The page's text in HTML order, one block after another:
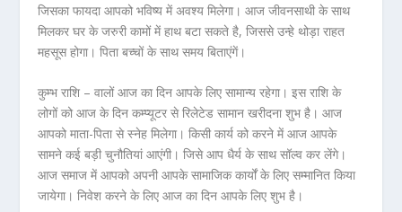
जिसका फायदा आपको भविष्य में अवश्य मिलेगा। आज जीवनसाथी के साथ
मिलकर घर के जरुरी कामों में हाथ बटा सकते है, जिससे उन्हे थोड़ा राहत
महसूस होगा। पिता बच्चों के साथ समय बिताएंगें।
कुम्भ राशि – वालों आज का दिन आपके लिए सामान्य रहेगा। इस राशि के
लोगों को आज के दिन कम्प्यूटर से रिलेटेड सामान खरीदना शुभ है। आज
आपको माता-पिता से स्नेह मिलेगा। किसी कार्य को करने में आज आपके
सामने कई बड़ी चुनौतियां आएंगी। जिसे आप धैर्य के साथ सॉल्व कर लेंगे।
आज समाज में आपको अपनी आपके सामाजिक कार्यों के लिए सम्मानित किया
जायेगा। निवेश करने के लिए आज का दिन आपके लिए शुभ है।